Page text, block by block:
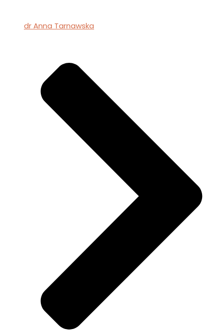
dr Anna Tarnawska